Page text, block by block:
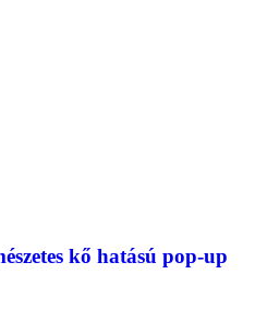
kő hatású pop-up